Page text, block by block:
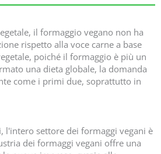
il formaggio vegano non ha
rispetto alla voce carne a base
poiché il formaggio è più un
una dieta globale, la domanda
come i primi due, soprattutto in
l'intero settore dei formaggi vegani è
dei formaggi vegani offre una